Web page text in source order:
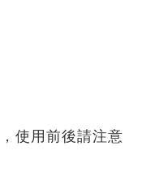
使用前後請注意